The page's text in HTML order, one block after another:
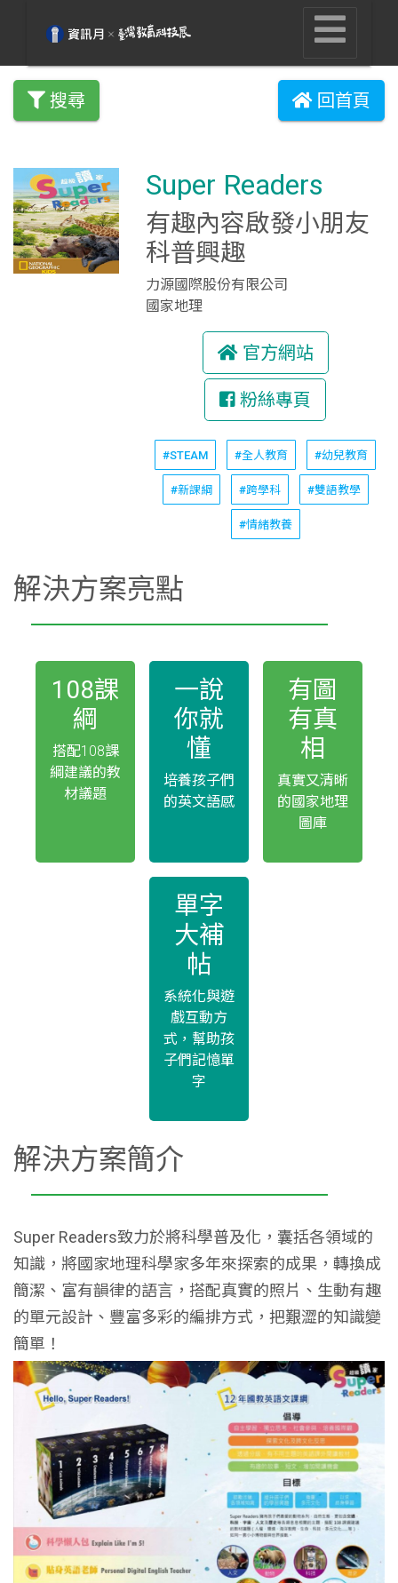
搜尋 回首頁
Super Readers
有趣內容啟發小朋友
科普興趣
力源國際股份有限公司
國家地理
官方網站
粉絲專頁
#STEAM #全人教育 #幼兒教育
#新課綱 #跨學科 #雙語教學
#情緒教養
解決方案亮點
108課
綱
搭配108課
綱建議的教
材議題
一說
你就
懂
培養孩子們
的英文語感
有圖
有真
相
真實又清晰
的國家地理
圖庫
單字
大補
帖
系統化與遊
戲互動方
式，幫助孩
子們記憶單
字
解決方案簡介
Super Readers致⼒於將科學普及化，囊括各領域的
知識，將國家地理科學家多年來探索的成果，轉換成
簡潔、富有韻律的語⾔，搭配真實的照片、⽣動有趣
的單元設計、豐富多彩的編排⽅式，把艱澀的知識變
簡單！